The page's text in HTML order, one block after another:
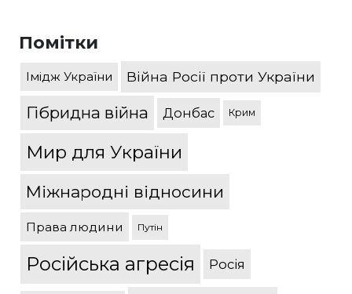
Помітки
Імідж України Війна Росії проти України
Гібридна війна Донбас Крим
Мир для України
Міжнародні відносини
Права людини Путін
Російська агресія Росія